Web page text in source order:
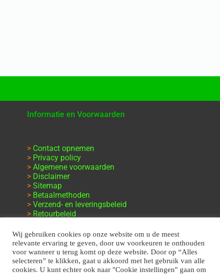
Informatie en Voorwaarden
> Contact opnemen
> Privacy policy
> Algemene voorwaarden
> Disclaimer
> Sitemap
> Betaalmethoden
> Verzend- en leveringsbeleid
> Retourbeleid
Wij gebruiken cookies op onze website om u de meest
relevante ervaring te geven, door uw voorkeuren te onthouden
voor wanneer u terug komt op deze website. Door op “Alles
selecteren” te klikken, gaat u akkoord met het gebruik van alle
cookies. U kunt echter ook naar "Cookie instellingen" gaan om